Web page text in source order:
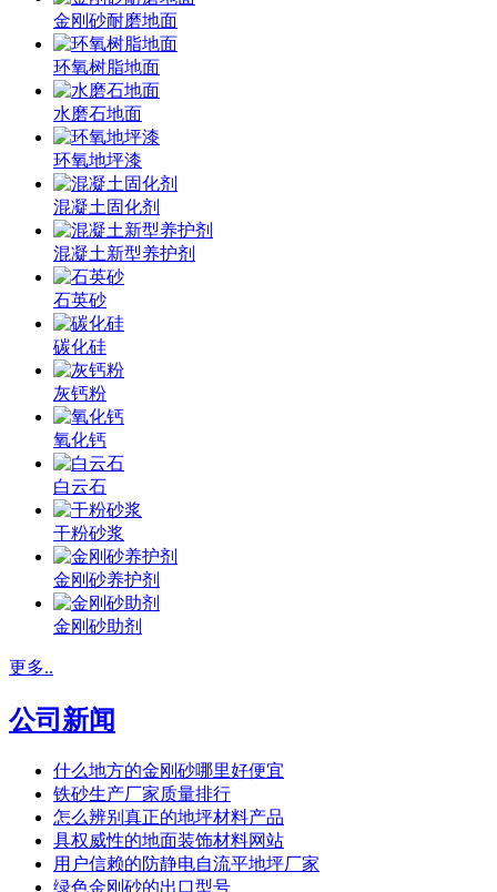
金刚砂耐磨地面
环氧树脂地面
水磨石地面
环氧地坪漆
混凝土固化剂
混凝土新型养护剂
石英砂
碳化硅
灰钙粉
氧化钙
白云石
干粉砂浆
金刚砂养护剂
金刚砂助剂
更多..
公司新闻
什么地方的金刚砂哪里好便宜
铁砂生产厂家质量排行
怎么辨别真正的地坪材料产品
具权威性的地面装饰材料网站
用户信赖的防静电自流平地坪厂家
绿色金刚砂的出口型号